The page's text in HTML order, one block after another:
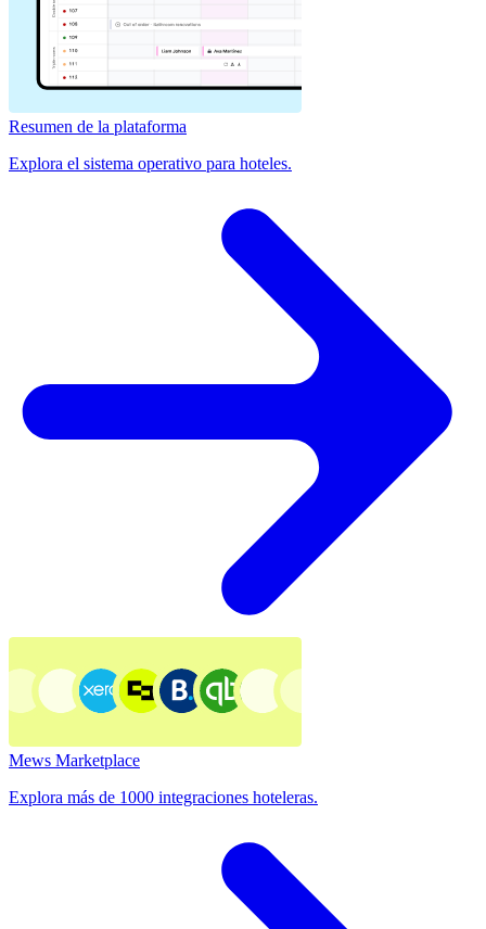
Resumen de la plataforma
Explora el sistema operativo para hoteles.
Mews Marketplace
Explora más de 1000 integraciones hoteleras.